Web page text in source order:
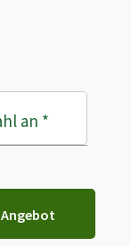
an *